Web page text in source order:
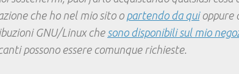
che ho nel mio sito o partendo da quioppure
GNU/Linux chesono disponibili sul mio
possono essere comunque richieste.